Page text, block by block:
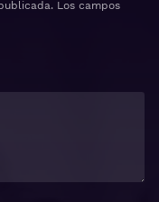
Los campos